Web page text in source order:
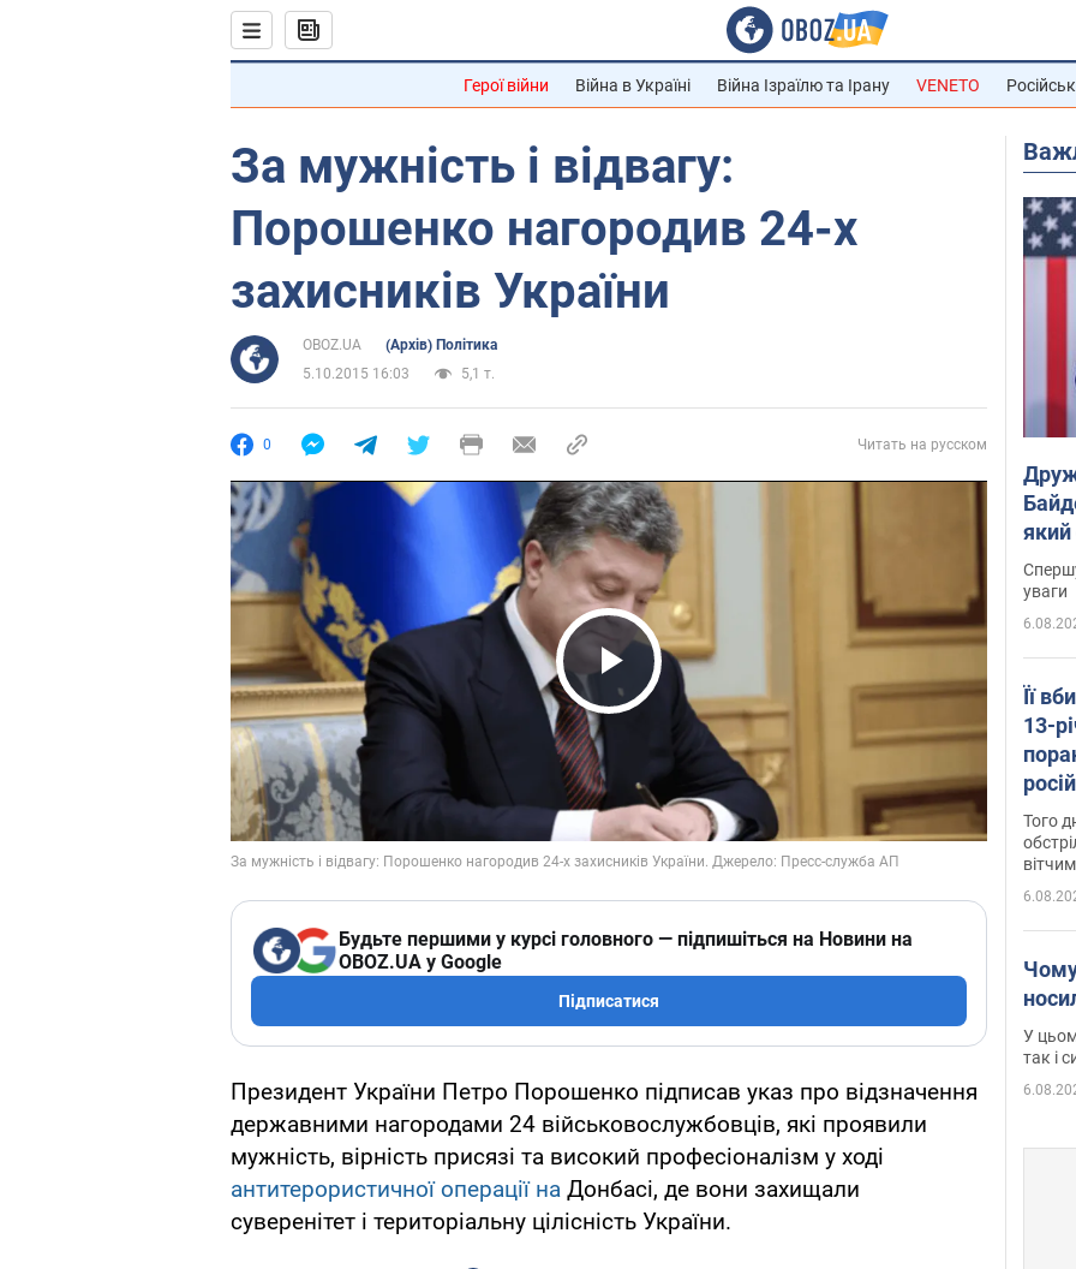
Герої війни Війна в Україні Війна Ізраїлю та Ірану VENETO
За мужність і відвагу:
Порошенко нагородив 24-х
захисників України
OBOZ.UA
(Архів) Політика
5.10.2015 16:03
5,1 т.
0 Читать на русском
Play Video
Будьте першими у курсі головного — підпишіться на Новини на
OBOZ.UA у Google
Підписатися
Президент України Петро Порошенко підписав указ про відзначення
державними нагородами 24 військовослужбовців, які проявили
мужність, вірність присязі та високий професіоналізм у ході
антитерористичної операції на Донбасі, де вони захищали
суверенітет і територіальну цілісність України.
який
уваги
Її
13-
Того
У
так і